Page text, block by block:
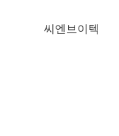
씨엔브이텍